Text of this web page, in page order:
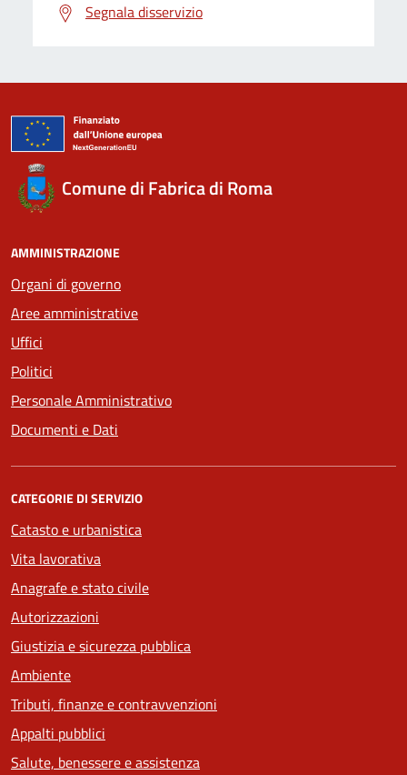
Segnala disservizio
Comune di Fabrica di Roma
AMMINISTRAZIONE
Organi di governo
Aree amministrative
Uffici
Politici
Personale Amministrativo
Documenti e Dati
CATEGORIE DI SERVIZIO
Catasto e urbanistica
Vita lavorativa
Anagrafe e stato civile
Autorizzazioni
Giustizia e sicurezza pubblica
Ambiente
Tributi, finanze e contravvenzioni
Appalti pubblici
Salute, benessere e assistenza